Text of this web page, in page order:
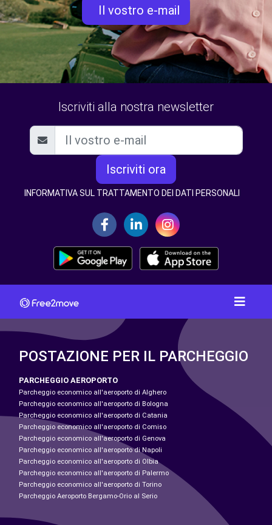
Il vostro e-mail
Iscriviti alla nostra newsletter
Iscriviti ora
INFORMATIVA SUL TRATTAMENTO DEI DATI PERSONALI
POSTAZIONE PER IL PARCHEGGIO
PARCHEGGIO AEROPORTO
Parcheggio economico all'aeroporto di Alghero
Parcheggio economico all'aeroporto di Bologna
Parcheggio economico all'aeroporto di Catania
Parcheggio economico all'aeroporto di Comiso
Parcheggio economico all'aeroporto di Genova
Parcheggio economico all'aeroporto di Napoli
Parcheggio economico all'aeroporto di Olbia
Parcheggio economico all'aeroporto di Palermo
Parcheggio economico all'aeroporto di Torino
Parcheggio Aeroporto Bergamo-Orio al Serio